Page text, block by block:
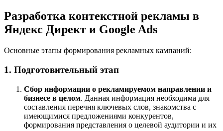
Разработка контекстной рекламы в
Яндекс Директ и Google Ads
Основные этапы формирования рекламных кампаний:
1. Подготовительный этап
Cбор информации о рекламируемом направлении и
бизнесе в целом. Данная информация необходима для
составления перечня ключевых слов, знакомства с
имеющимися предложениями конкурентов,
формирования представления о целевой аудитории и их